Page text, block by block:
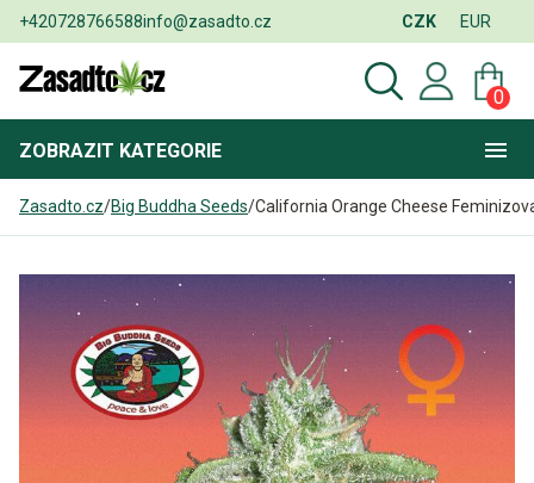
+420728766588info@zasadto.cz CZK EUR
0
ZOBRAZIT KATEGORIE
Zasadto.cz/Big Buddha Seeds/California Orange Cheese